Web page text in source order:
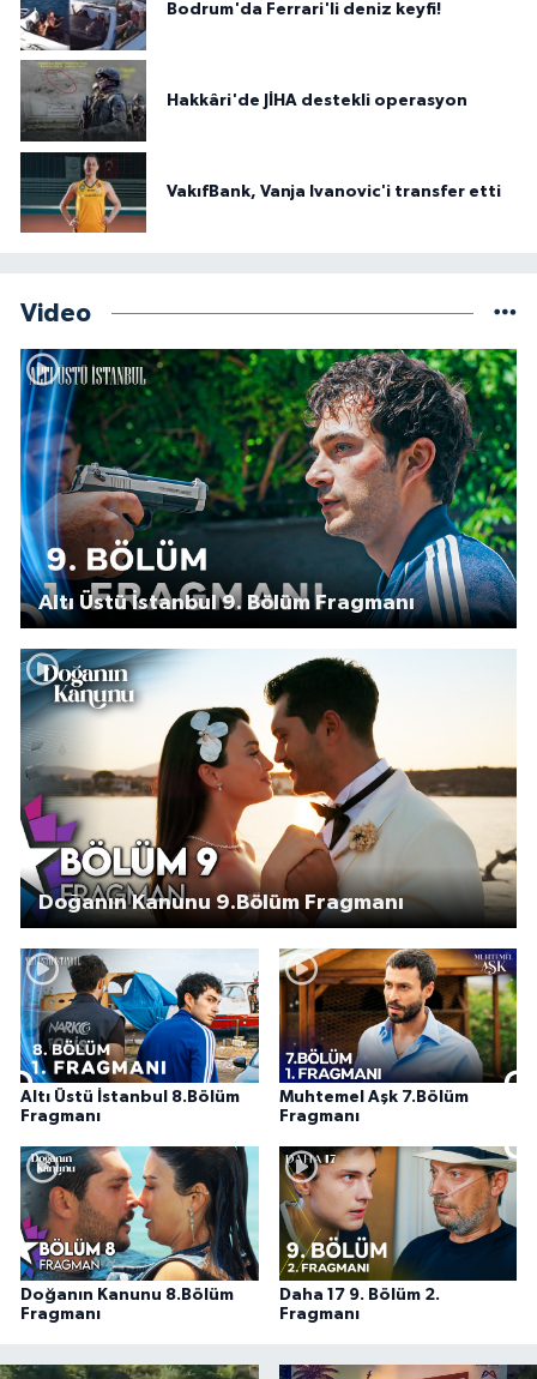
Bodrum'da Ferrari'li deniz keyfi!
Hakkâri'de JİHA destekli operasyon
VakıfBank, Vanja Ivanovic'i transfer etti
Video
Altı Üstü İstanbul 9. Bölüm Fragmanı
Doğanın Kanunu 9.Bölüm Fragmanı
Altı Üstü İstanbul 8.Bölüm
Fragmanı
Muhtemel Aşk 7.Bölüm
Fragmanı
Doğanın Kanunu 8.Bölüm
Fragmanı
Daha 17 9. Bölüm 2.
Fragmanı